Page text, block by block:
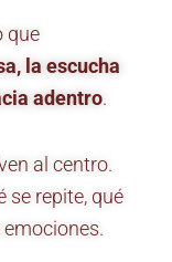
que
la escucha
adentro.
al centro.
se repite, qué